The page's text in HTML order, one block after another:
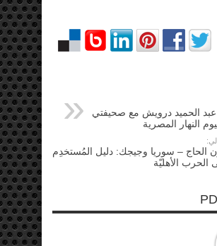
عبد الحميد درويش مع صحيفتي
النهار المصرية
الحاج – سوريا وجيجك: دليل المُستخدِم
الحرب الأهليّة